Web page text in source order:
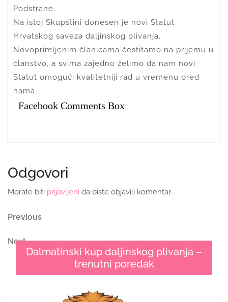
Podstrane.
Na istoj Skupštini donesen je novi Statut
Hrvatskog saveza daljinskog plivanja.
Novoprimljenim članicama čestitamo na prijemu u
članstvo, a svima zajedno želimo da nam novi
Statut omogući kvalitetniji rad u vremenu pred
nama.
Facebook Comments Box
Odgovori
Morate biti prijavljeni da biste objavili komentar.
Navigacija
objava
Previous
Previous
Next
Post
Next
Dalmatinski kup daljinskog plivanja –
trenutni poredak